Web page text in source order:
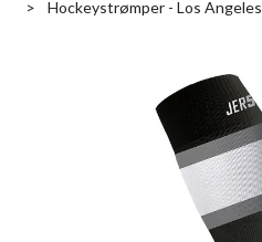
Hockeystrømper - Los Angeles